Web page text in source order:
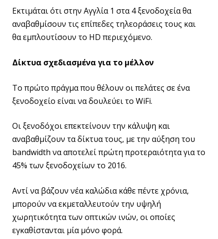
Εκτιμάται ότι στην Αγγλία 1 στα 4 ξενοδοχεία θα
αναβαθμίσουν τις επίπεδες τηλεοράσεις τους και
θα εμπλουτίσουν το HD περιεχόμενο.
Δίκτυα σχεδιασμένα για το μέλλον
Το πρώτο πράγμα που θέλουν οι πελάτες σε ένα
ξενοδοχείο είναι να δουλεύει το WiFi.
Οι ξενοδόχοι επεκτείνουν την κάλυψη και
αναβαθμίζουν τα δίκτυα τους, με την αύξηση του
bandwidth να αποτελεί πρώτη προτεραιότητα για το
45% των ξενοδοχείων το 2016.
Αντί να βάζουν νέα καλώδια κάθε πέντε χρόνια,
μπορούν να εκμεταλλευτούν την υψηλή
χωρητικότητα των οπτικών ινών, οι οποίες
εγκαθίστανται μία μόνο φορά.